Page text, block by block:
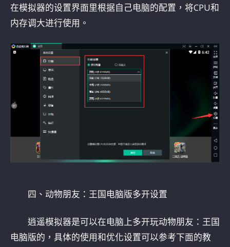
在模拟器的设置界面里根据自己电脑的配置，将CPU和
内存调大进行使用。
四、动物朋友：王国电脑版多开设置
逍遥模拟器是可以在电脑上多开玩动物朋友：王国
电脑版的，具体的使用和优化设置可以参考下面的教